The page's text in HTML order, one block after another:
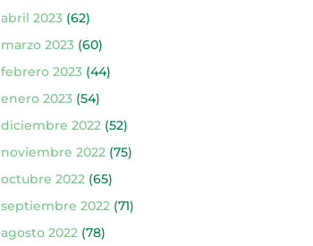
abril 2023(62)
marzo 2023(60)
febrero 2023(44)
enero 2023(54)
diciembre 2022(52)
noviembre 2022(75)
octubre 2022(65)
septiembre 2022(71)
agosto 2022(78)